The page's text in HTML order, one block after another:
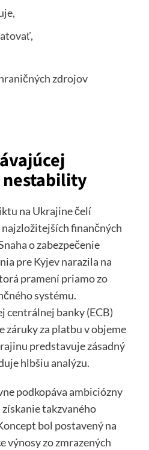
zdrojov
na Ukrajine čelí
najzložitejších finančných
o zabezpečenie
pre Kyjev narazila na
pramení priamo zo
systému.
centrálnej banky (ECB)
za platbu v objeme
predstavuje zásadný
hlbšiu analýzu.
podkopáva ambiciózny
takzvaného
bol postavený na
výnosy zo zmrazených